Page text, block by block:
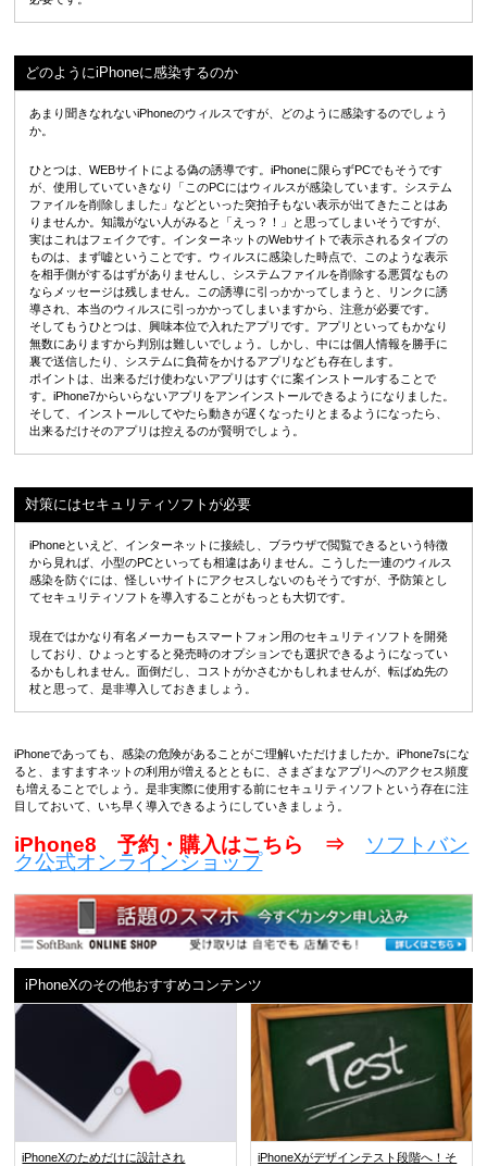
どのようにiPhoneに感染するのか
あまり聞きなれないiPhoneのウィルスですが、どのように感染するのでしょう
か。
ひとつは、WEBサイトによる偽の誘導です。iPhoneに限らずPCでもそうです
が、使用していていきなり「このPCにはウィルスが感染しています。システム
ファイルを削除しました」などといった突拍子もない表示が出てきたことはあ
りませんか。知識がない人がみると「えっ？！」と思ってしまいそうですが、
実はこれはフェイクです。インターネットのWebサイトで表示されるタイプの
ものは、まず嘘ということです。ウィルスに感染した時点で、このような表示
を相手側がするはずがありませんし、システムファイルを削除する悪質なもの
ならメッセージは残しません。この誘導に引っかかってしまうと、リンクに誘
導され、本当のウィルスに引っかかってしまいますから、注意が必要です。
そしてもうひとつは、興味本位で入れたアプリです。アプリといってもかなり
無数にありますから判別は難しいでしょう。しかし、中には個人情報を勝手に
裏で送信したり、システムに負荷をかけるアプリなども存在します。
ポイントは、出来るだけ使わないアプリはすぐに案インストールすることで
す。iPhone7からいらないアプリをアンインストールできるようになりました。
そして、インストールしてやたら動きが遅くなったりとまるようになったら、
出来るだけそのアプリは控えるのが賢明でしょう。
対策にはセキュリティソフトが必要
iPhoneといえど、インターネットに接続し、ブラウザで閲覧できるという特徴
から見れば、小型のPCといっても相違はありません。こうした一連のウィルス
感染を防ぐには、怪しいサイトにアクセスしないのもそうですが、予防策とし
てセキュリティソフトを導入することがもっとも大切です。
現在ではかなり有名メーカーもスマートフォン用のセキュリティソフトを開発
しており、ひょっとすると発売時のオプションでも選択できるようになってい
るかもしれません。面倒だし、コストがかさむかもしれませんが、転ばぬ先の
杖と思って、是非導入しておきましょう。
iPhoneであっても、感染の危険があることがご理解いただけましたか。iPhone7sにな
ると、ますますネットの利用が増えるとともに、さまざまなアプリへのアクセス頻度
も増えることでしょう。是非実際に使用する前にセキュリティソフトという存在に注
目しておいて、いち早く導入できるようにしていきましょう。
iPhone8 予約・購入はこちら ⇒ ソフトバン
ク公式オンラインショップ
iPhoneXのその他おすすめコンテンツ
iPhoneXのためだけに設計され
iPhoneXがデザインテスト段階へ！そ